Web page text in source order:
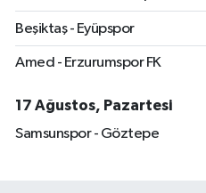
Beşiktaş - Eyüpspor
Amed - Erzurumspor FK
17 Ağustos, Pazartesi
Samsunspor - Göztepe